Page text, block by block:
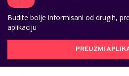
Budite bolje informisani od drugih,
aplikaciju
PREUZMI